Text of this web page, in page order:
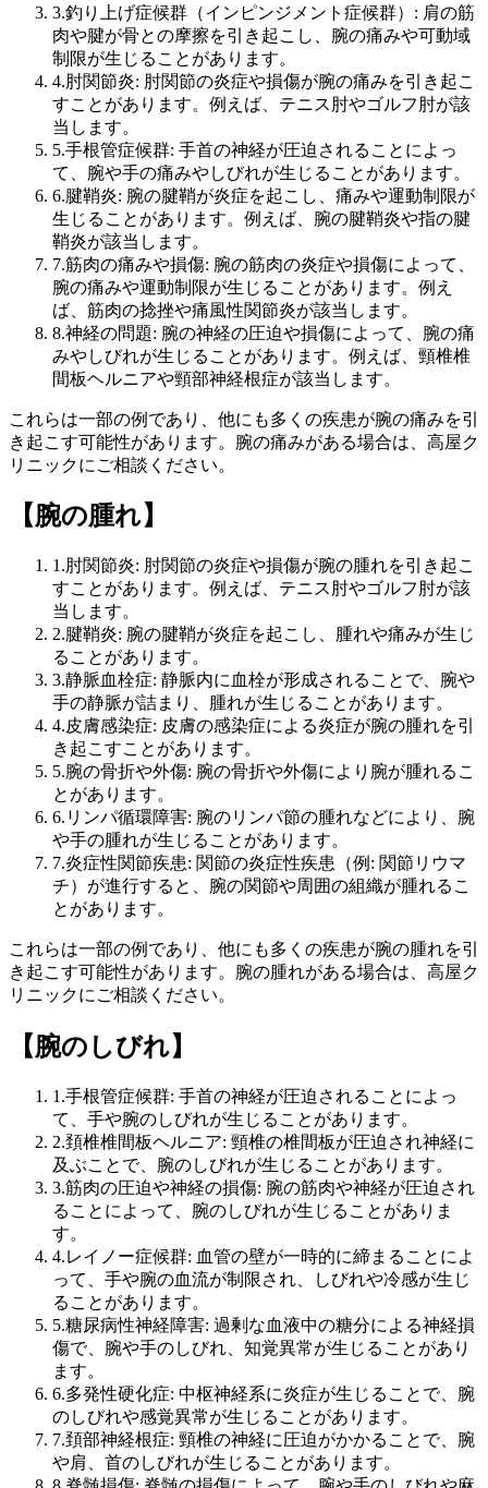
3.釣り上げ症候群（インピンジメント症候群）: 肩の筋
肉や腱が骨との摩擦を引き起こし、腕の痛みや可動域
制限が生じることがあります。
4.肘関節炎: 肘関節の炎症や損傷が腕の痛みを引き起こ
すことがあります。例えば、テニス肘やゴルフ肘が該
当します。
5.手根管症候群: 手首の神経が圧迫されることによっ
て、腕や手の痛みやしびれが生じることがあります。
6.腱鞘炎: 腕の腱鞘が炎症を起こし、痛みや運動制限が
生じることがあります。例えば、腕の腱鞘炎や指の腱
鞘炎が該当します。
7.筋肉の痛みや損傷: 腕の筋肉の炎症や損傷によって、
腕の痛みや運動制限が生じることがあります。例え
ば、筋肉の捻挫や痛風性関節炎が該当します。
8.神経の問題: 腕の神経の圧迫や損傷によって、腕の痛
みやしびれが生じることがあります。例えば、頸椎椎
間板ヘルニアや頸部神経根症が該当します。
これらは一部の例であり、他にも多くの疾患が腕の痛みを引
き起こす可能性があります。腕の痛みがある場合は、高屋ク
リニックにご相談ください。
【腕の腫れ】
1.肘関節炎: 肘関節の炎症や損傷が腕の腫れを引き起こ
すことがあります。例えば、テニス肘やゴルフ肘が該
当します。
2.腱鞘炎: 腕の腱鞘が炎症を起こし、腫れや痛みが生じ
ることがあります。
3.静脈血栓症: 静脈内に血栓が形成されることで、腕や
手の静脈が詰まり、腫れが生じることがあります。
4.皮膚感染症: 皮膚の感染症による炎症が腕の腫れを引
き起こすことがあります。
5.腕の骨折や外傷: 腕の骨折や外傷により腕が腫れるこ
とがあります。
6.リンパ循環障害: 腕のリンパ節の腫れなどにより、腕
や手の腫れが生じることがあります。
7.炎症性関節疾患: 関節の炎症性疾患（例: 関節リウマ
チ）が進行すると、腕の関節や周囲の組織が腫れるこ
とがあります。
これらは一部の例であり、他にも多くの疾患が腕の腫れを引
き起こす可能性があります。腕の腫れがある場合は、高屋ク
リニックにご相談ください。
【腕のしびれ】
1.手根管症候群: 手首の神経が圧迫されることによっ
て、手や腕のしびれが生じることがあります。
2.頚椎椎間板ヘルニア: 頸椎の椎間板が圧迫され神経に
及ぶことで、腕のしびれが生じることがあります。
3.筋肉の圧迫や神経の損傷: 腕の筋肉や神経が圧迫され
ることによって、腕のしびれが生じることがありま
す。
4.レイノー症候群: 血管の壁が一時的に締まることによ
って、手や腕の血流が制限され、しびれや冷感が生じ
ることがあります。
5.糖尿病性神経障害: 過剰な血液中の糖分による神経損
傷で、腕や手のしびれ、知覚異常が生じることがあり
ます。
6.多発性硬化症: 中枢神経系に炎症が生じることで、腕
のしびれや感覚異常が生じることがあります。
7.頚部神経根症: 頸椎の神経に圧迫がかかることで、腕
や肩、首のしびれが生じることがあります。